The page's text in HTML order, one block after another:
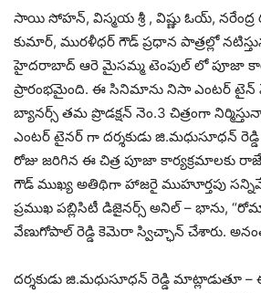
సాయి సోహన్, విస్మయ శ్రీ , విష్ణు ఓయ్,
కుమార్, మురళీధర్ గౌడ్ ప్రధాన పాత్రల్లో
హైదరాబాద్ ఆరె మైసమ్మ టెంపుల్ లో పూజా
ప్రారంభమైంది. ఈ సినిమాను నిసా ఎంటర్ టైన్
బ్యానర్స్ తమ ప్రొడక్షన్ నెం.3 చిత్రంగా
ఎంటర్ టైనర్ గా దర్శకుడు జి.మధుసూధన్
రోజు జరిగిన ఈ చిత్ర పూజా కార్యక్రమాలకు
గౌడ్ ముఖ్య అతిథిగా హాజరై ముహూర్తపు
ప్రముఖ పబ్లిసిటీ డిజైనర్స్ అనిల్ – భాను,
వేణుగోపాల్ రెడ్డి కెమెరా స్విచ్ఛాన్ చేశారు.
దర్శకుడు జి.మధుసూధన్ రెడ్డి మాట్లాడుతూ